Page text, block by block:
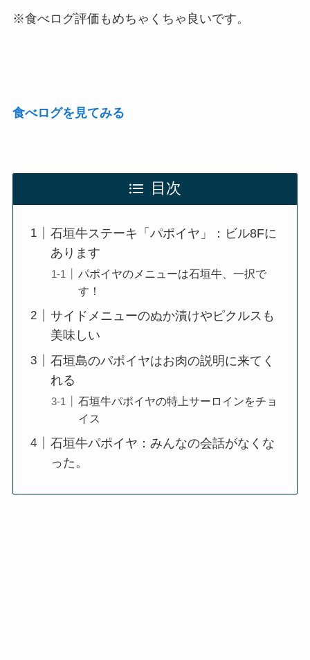
※食べログ評価もめちゃくちゃ良いです。
食べログを見てみる
目次
石垣牛ステーキ「パポイヤ」：ビル8Fに
あります
パポイヤのメニューは石垣牛、一択で
す！
サイドメニューのぬか漬けやピクルスも
美味しい
石垣島のパポイヤはお肉の説明に来てく
れる
石垣牛パポイヤの特上サーロインをチョ
イス
石垣牛パポイヤ：みんなの会話がなくな
った。